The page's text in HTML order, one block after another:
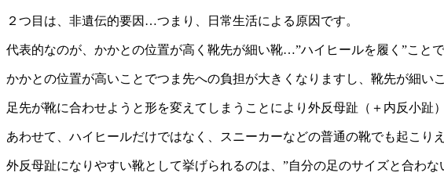
２つ目は、非遺伝的要因…つまり、日常生活による原因です。
代表的なのが、かかとの位置が高く靴先が細い靴…”ハイヒールを履く”ことで
かかとの位置が高いことでつま先への負担が大きくなりますし、靴先が細い
足先が靴に合わせようと形を変えてしまうことにより外反母趾（＋内反小趾
あわせて、ハイヒールだけではなく、スニーカーなどの普通の靴でも起こりえ
外反母趾になりやすい靴として挙げられるのは、”自分の足のサイズと合わな